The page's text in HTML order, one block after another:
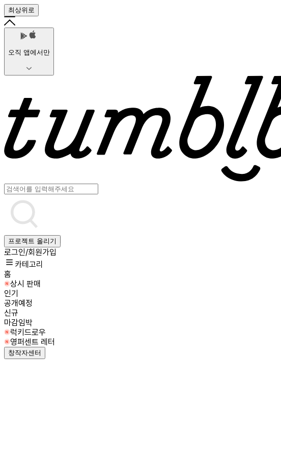
최상위로
오직 앱에서만
프로젝트 올리기
로그인/회원가입
카테고리
홈
상시 판매
인기
공개예정
신규
마감임박
럭키드로우
영퍼센트 레터
창작자센터